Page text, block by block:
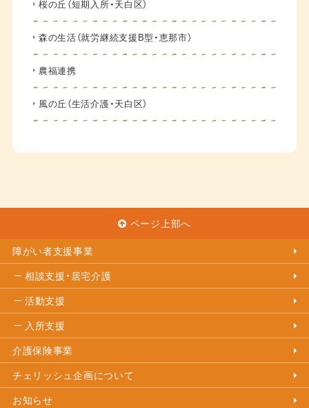
桜の丘（短期入所・天白区）
森の生活（就労継続支援B型・恵那市）
農福連携
風の丘（生活介護・天白区）
ページ上部へ
障がい者支援事業
相談支援・居宅介護
活動支援
入所支援
介護保険事業
チェリッシュ企画について
お知らせ